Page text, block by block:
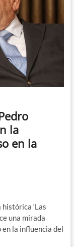
la
en la
‘Las
una mirada
la influencia del